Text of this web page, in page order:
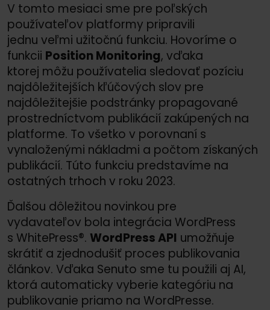
V tomto mesiaci sme pre poľských
používateľov platformy pripravili
jednu veľmi užitočnú funkciu. Hovoríme o
funkcii Position Monitoring, vďaka
ktorej môžu používatelia sledovať pozíciu
najdôležitejších kľúčových slov pre
najdôležitejšie podstránky propagované
prostredníctvom publikácií zakúpených na
platforme. To všetko v porovnaní s
vynaloženými nákladmi a počtom získaných
publikácií. Túto funkciu predstavíme na
ostatných trhoch v roku 2023.
Ďalšou dôležitou novinkou pre
vydavateľov bola integrácia WordPress
s WhitePress®. WordPress API umožňuje
skrátiť a zjednodušiť proces publikovania
článkov. Vďaka Senuto sme tu použili aj AI,
ktorá automaticky vyberie kategóriu na
publikovanie priamo na WordPresse.